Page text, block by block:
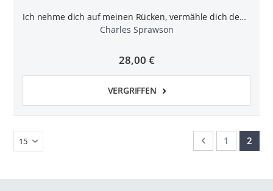
Ich nehme dich auf meinen Rücken, vermähle dich dem Ozean
Charles Sprawson
28,00 €
VERGRIFFEN
SeiteSeite
ZurückSeite
1 Sie
2